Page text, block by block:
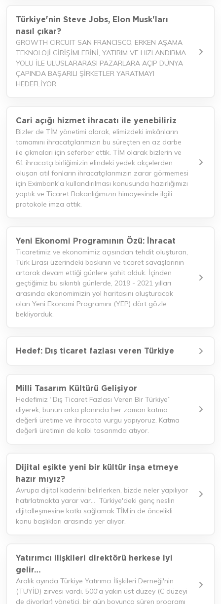
Türkiye'nin Steve Jobs, Elon Musk'ları
nasıl çıkar?
GROWTH CIRCUIT SAN FRANCISCO, ERKEN AŞAMA
TEKNOLOJİ GİRİŞİMLERİNİ, YATIRIM VE HIZLANDIRMA
YOLU İLE ULUSLARARASI PAZARLARA AÇIP DÜNYA
ÇAPINDA BAŞARILI ŞİRKETLER YARATMAYI
HEDEFLİYOR.
Cari açığı hizmet ihracatı ile yenebiliriz
Bizler de TİM yönetimi olarak, elimizdeki imkânların
tamamını ihracatçılarımızın bu süreçten en az darbe
ile çıkmaları için seferber ettik. TİM olarak bizlerin ve
61 ihracatçı birliğimizin elindeki yedek akçelerden
oluşan atıl fonların ihracatçılarımızın zarar görmemesi
için Eximbank'a kullandırılması konusunda hazırlığımızı
yaptık ve Ticaret Bakanlığımızın himayesinde ilgili
protokole imza attık.
Yeni Ekonomi Programının Özü: İhracat
Ticaretimiz ve ekonomimiz açısından tehdit oluşturan,
Türk Lirası üzerindeki baskının ve ticaret savaşlarının
artarak devam ettiği günlere şahit olduk. İçinden
geçtiğimiz bu sıkıntılı günlerde, 2019 - 2021 yılları
arasında ekonomimizin yol haritasını oluşturacak
olan Yeni Ekonomi Programını (YEP) dört gözle
bekliyorduk.
Hedef: Dış ticaret fazlası veren Türkiye
Milli Tasarım Kültürü Gelişiyor
Hedefimiz “Dış Ticaret Fazlası Veren Bir Türkiye”
diyerek, bunun arka planında her zaman katma
değerli üretime ve ihracata vurgu yapıyoruz. Katma
değerli üretimin de kalbi tasarımda atıyor.
Dijital eşikte yeni bir kültür inşa etmeye
hazır mıyız?
Avrupa dijital kaderini belirlerken, bizde neler yapılıyor
hatırlatmakta yarar var… Türkiye'deki genç neslin
dijitalleşmesine katkı sağlamak TİM'in de öncelikli
konu başlıkları arasında yer alıyor.
Yatırımcı ilişkileri direktörü herkese iyi
gelir…
Aralık ayında Türkiye Yatırımcı İlişkileri Derneği'nin
(TÜYİD) zirvesi vardı. 500'a yakın üst düzey (C düzeyi
de diyorlar) yönetici, bir gün boyunca süren programı